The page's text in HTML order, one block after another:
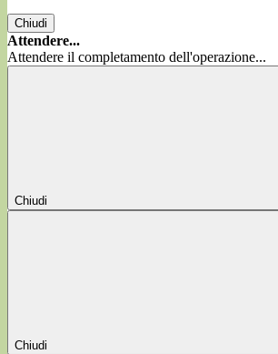
Chiudi
Attendere...
Attendere il completamento dell'operazione...
Chiudi
Chiudi